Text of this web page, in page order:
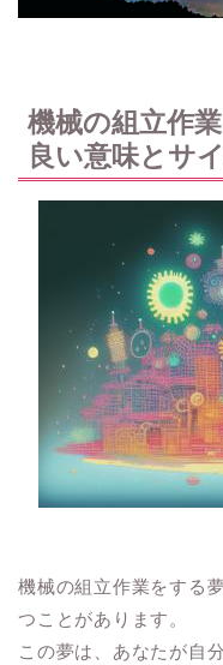
機械の組立作
良い意味とサ
機械の組立作業をする
つことがあります。
この夢は、あなたが自